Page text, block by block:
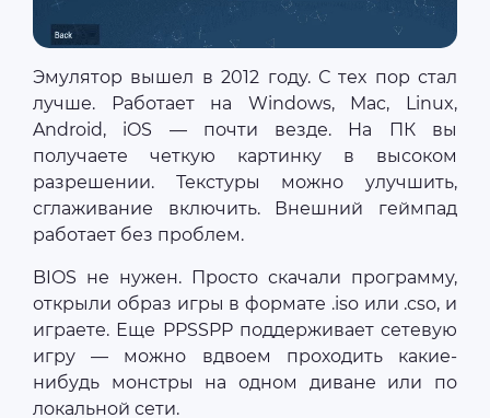
Эмулятор вышел в 2012 году. С тех пор стал
лучше. Работает на Windows, Mac, Linux,
Android, iOS — почти везде. На ПК вы
получаете четкую картинку в высоком
разрешении. Текстуры можно улучшить,
сглаживание включить. Внешний геймпад
работает без проблем.
BIOS не нужен. Просто скачали программу,
открыли образ игры в формате .iso или .cso, и
играете. Еще PPSSPP поддерживает сетевую
игру — можно вдвоем проходить какие-
нибудь монстры на одном диване или по
локальной сети.